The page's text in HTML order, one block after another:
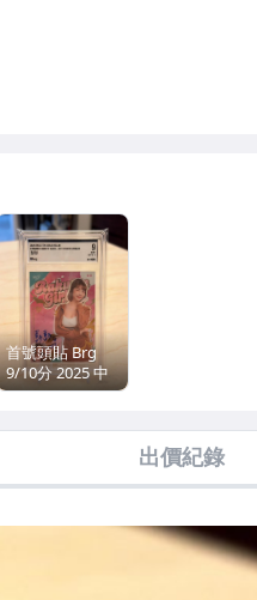
首號頭貼 Brg
9/10分 2025 中
華職棒 樂天女孩
甜心簽名卡 限量
啦隊
出價紀錄